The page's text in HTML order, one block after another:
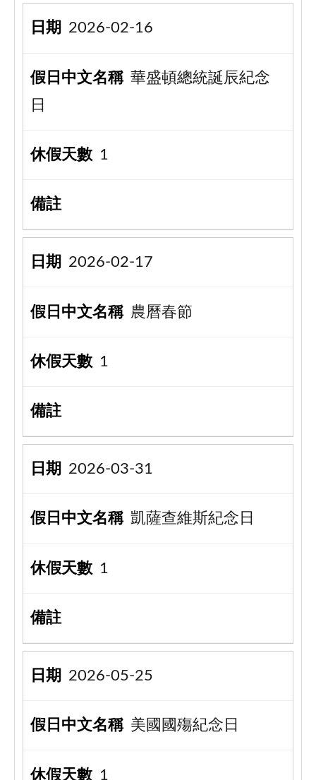
2026-02-16
華盛頓總統誕辰紀念
日
1
2026-02-17
農曆春節
1
2026-03-31
凱薩查維斯紀念日
1
2026-05-25
美國國殤紀念日
1